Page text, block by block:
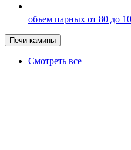
объем парных от 80 до
Печи-камины
Смотреть все